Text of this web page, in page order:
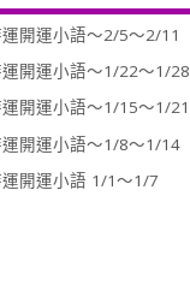
開運小語～2/5～2/11
開運小語～1/22～1/28
開運小語～1/15～1/21
開運小語～1/8～1/14
開運小語 1/1～1/7